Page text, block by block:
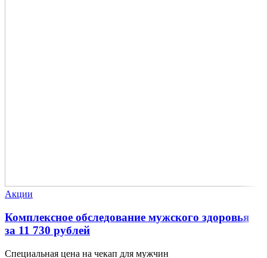
Акции
Комплексное обследование мужского здоровья
за 11 730 рублей
Специальная цена на чекап для мужчин